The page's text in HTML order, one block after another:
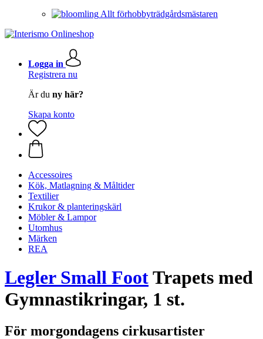
Allt förhobbyträdgårdsmästaren
Logga in
Registrera nu
Är du ny här?
Skapa konto
Accessoires
Kök, Matlagning & Måltider
Textilier
Krukor & planteringskärl
Möbler & Lampor
Utomhus
Märken
REA
Legler Small FootTrapets med
Gymnastikringar, 1 st.
För morgondagens cirkusartister